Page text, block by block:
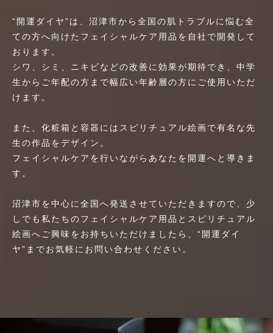
“開運ダイヤ”は、沼津市から全国の肌トラブルに悩む全
ての方へ向けたフェイシャルケア用品を自社で開発して
おります。
シワ、シミ、ニキビなどの改善に効果が期待でき、中学
生からご年配の方まで幅広い年齢層の方にご使用いただ
けます。
また、化粧箱と容器にはスピリチュアル絵画で有名な先
生の作品をデザイン。
フェイシャルケアを行いながらあなたを開運へと導きま
す。
沼津市を中心に全国へ発送させていただきますので、少
しでも私たちのフェイシャルケア用品とスピリチュアル
絵画へご興味をお持ちいただけましたら、“開運ダイ
ヤ”までお気軽にお問い合わせください。